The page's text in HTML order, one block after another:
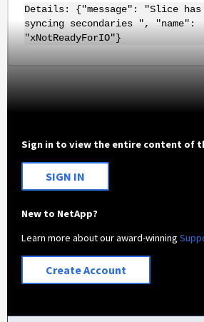
Details: {"message": "Slice
syncing secondaries ", "name":
"xNotReadyForIO"}
Sign in to view the entire content of
SIGN IN
New to NetApp?
Learn more about our award-winning
Create Account